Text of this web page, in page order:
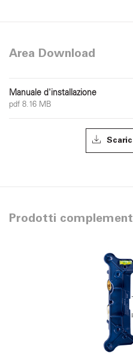
Area Download
Manuale d'installazione
pdf 8.16 MB
Prodotti